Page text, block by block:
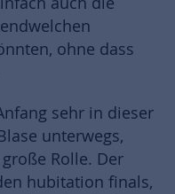
ohne dass
sehr in dieser
unterwegs,
Rolle. Der
hubitation finals,